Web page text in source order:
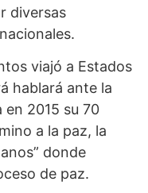
diversas
viajó a Estados
hablará ante la
en 2015 su 70
a la paz, la
donde
de paz.